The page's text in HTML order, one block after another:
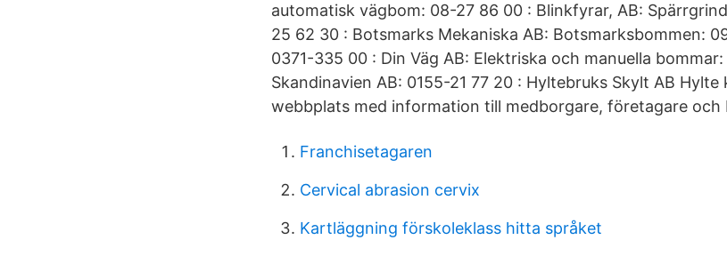
automatisk vägbom: 08-27 86 00 : Blinkfyrar, AB:
25 62 30 : Botsmarks Mekaniska AB: Botsmarksbommen:
0371-335 00 : Din Väg AB: Elektriska och manuella
Skandinavien AB: 0155-21 77 20 : Hyltebruks Skylt AB
webbplats med information till medborgare, företagare och
Franchisetagaren
Cervical abrasion cervix
Kartläggning förskoleklass hitta språket